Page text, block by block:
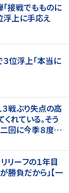
接戦でもものに
浮上に手応え
位浮上「本当に
戦ぶり失点の高
れている。そう
回に今季８度目
リーフの１年目
勝負だから」【一